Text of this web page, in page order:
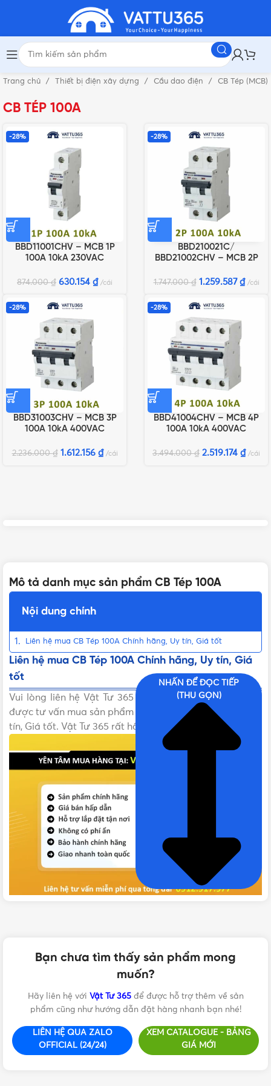
Trang chủ Thiết bị điện xây dựng Cầu dao điện CB Tép (MCB)
CB TÉP 100A
-28%
BBD11001CHV – MCB 1P
100A 10kA 230VAC
874.000₫ 630.154 ₫ cái
-28%
BBD210021C/
BBD21002CHV – MCB 2P
1.747.000₫ 1.259.587 ₫ cái
-28%
BBD31003CHV – MCB 3P
100A 10kA 400VAC
2.236.000₫ 1.612.156 ₫ cái
-28%
BBD41004CHV – MCB 4P
100A 10kA 400VAC
3.494.000₫ 2.519.174 ₫ cái
Mô tả danh mục sản phẩm CB Tép 100A
Nội dung chính
Liên hệ mua CB Tép 100A Chính hãng, Uy tín, Giá tốt
Liên hệ mua CB Tép 100A Chính hãng, Uy tín, Giá
tốt
Vui lòng liên hệ Vật Tư 365 theo các kênh bên dưới để
được tư vấn mua sản phẩm CB Tép 100A Chính hãng, Uy
tín, Giá tốt. Vật Tư 365 rất hân hạnh được phục vụ!
Hotline:0912917977
cskh@vattu365.com
Website: https://vattu365.com/
Showroom: 13 đường số 7, P. An Lạc A, Q. Bình Tân,
Click xem đường
NHẤN ĐỂ ĐỌC TIẾP
(THU GỌN)
Bạn chưa tìm thấy sản phẩm mong
muốn?
Hãy liên hệ với Vật Tư 365để được hỗ trợ thêm về sản
phẩm cũng như hướng dẫn đặt hàng nhanh bạn nhé!
LIÊN HỆ QUA ZALO
OFFICIAL (24/24)
XEM CATALOGUE - BẢNG
GIÁ MỚI